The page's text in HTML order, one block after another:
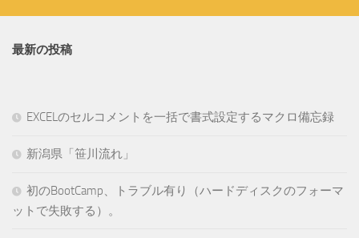
最新の投稿
EXCELのセルコメントを一括で書式設定するマクロ備忘録
新潟県「笹川流れ」
初のBootCamp、トラブル有り（ハードディスクのフォーマ
ットで失敗する）。